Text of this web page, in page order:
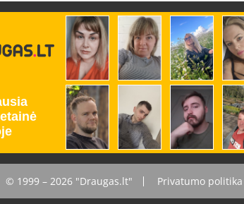
© 1999 – 2026 "Draugas.lt" Privatumo politika